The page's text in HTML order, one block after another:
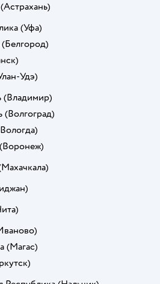
(Астрахань)
(Уфа)
(Белгород)
Удэ)
(Владимир)
(Волгоград)
(Воронеж)
(Магас)